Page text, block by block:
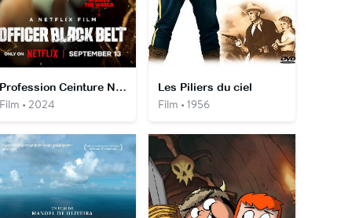
Profession Ceinture Noire
• 2024
Les Piliers du ciel
Film • 1956